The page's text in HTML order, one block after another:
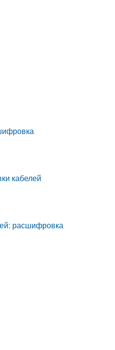
кабелей
расшифровка